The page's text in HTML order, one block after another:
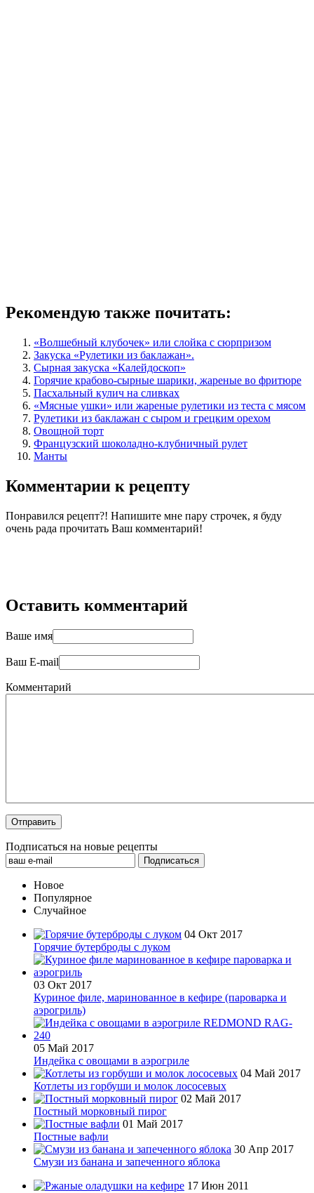
Рекомендую также почитать:
«Волшебный клубочек» или слойка с сюрпризом
Закуска «Рулетики из баклажан».
Сырная закуска «Калейдоскоп»
Горячие крабово-сырные шарики, жареные во фритюре
Пасхальный кулич на сливках
«Мясные ушки» или жареные рулетики из теста с мясом
Рулетики из баклажан с сыром и грецким орехом
Овощной торт
Французский шоколадно-клубничный рулет
Манты
Комментарии к рецепту
Понравился рецепт?! Напишите мне пару строчек, я буду
очень рада прочитать Ваш комментарий!
Оставить комментарий
Ваше имя
Ваш E-mail
Комментарий
Подписаться на новые рецепты
Новое
Популярное
Случайное
04 Окт 2017
Горячие бутерброды с луком
03 Окт 2017
Куриное филе, маринованное в кефире (пароварка и
аэрогриль)
05 Май 2017
Индейка с овощами в аэрогриле
04 Май 2017
Котлеты из горбуши и молок лососевых
02 Май 2017
Постный морковный пирог
01 Май 2017
Постные вафли
30 Апр 2017
Смузи из банана и запеченного яблока
17 Июн 2011